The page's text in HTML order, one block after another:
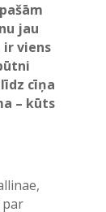
jau
viens
cīņa
– kūts